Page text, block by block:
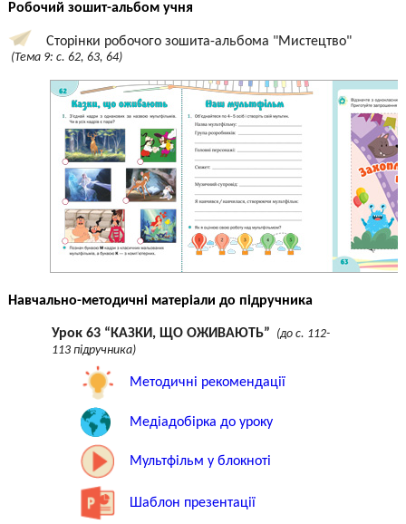
Робочий зошит-альбом учня
Сторінки робочого зошита-альбома "Мистецтво"
(Тема 9: с. 62, 63, 64)
Навчально-методичні матеріали до підручника
Урок 63 “КАЗКИ, ЩО ОЖИВАЮТЬ” (до с. 112-
113 підручника)
Методичні рекомендації
Медіадобірка до уроку
Мультфільм у блокноті
Шаблон презентації